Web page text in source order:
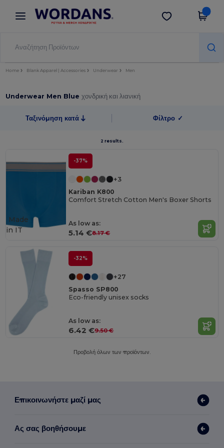
× Εφαρμογή Wordans
Καλύτερες τιμές στην εφαρμογή!
Λήψη app
Home Blank Apparel | Accessories Underwear Men
Underwear Men Blueχονδρική και λιανική
Ταξινόμηση κατά Φίλτρο ✓
2 results.
-37%
+3
Kariban K800
Comfort Stretch Cotton Men's Boxer Shorts
As low as:
5.14 €8.17 €
Made
in IT
-32%
+27
Spasso SP800
Eco-friendly unisex socks
As low as:
6.42 €9.50 €
Προβολή όλων των προϊόντων.
Επικοινωνήστε μαζί μας
Ας σας βοηθήσουμε